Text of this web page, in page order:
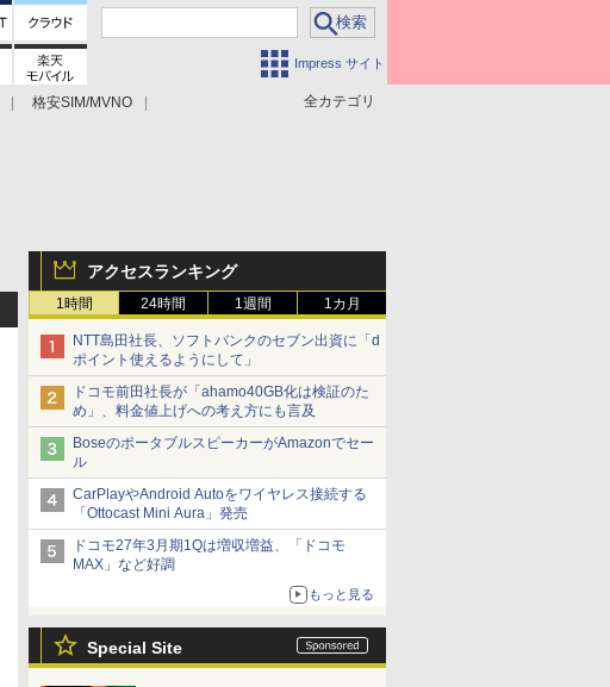
Impress サイト
全カテゴリ
格安SIM/MVNO
アクセスランキング
1時間 24時間 1週間 1カ月
NTT島田社長、ソフトバンクのセブン出資に「d
ポイント使えるようにして」
ドコモ前田社長が「ahamo40GB化は検証のた
め」、料金値上げへの考え方にも言及
BoseのポータブルスピーカーがAmazonでセー
ル
CarPlayやAndroid Autoをワイヤレス接続する
「Ottocast Mini Aura」発売
ドコモ27年3月期1Qは増収増益、「ドコモ
MAX」など好調
もっと見る
Special Site